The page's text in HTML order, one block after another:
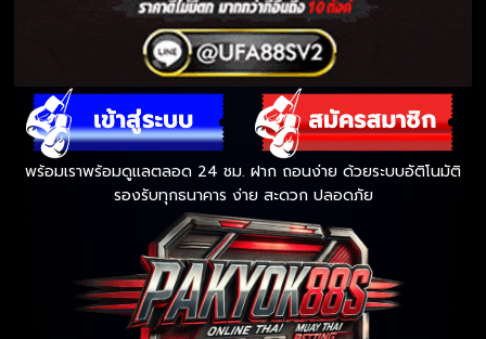
พร้อมเราพร้อมดูแลตลอด 24 ชม. ฝาก ถอนง่าย ด้วยระบบอัติโนมัติ
รองรับทุกธนาคาร ง่าย สะดวก ปลอดภัย